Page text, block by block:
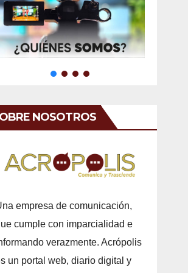
NOSOTROS
empresa de comunicación,
cumple con imparcialidad e
verazmente. Acrópolis
un portal web, diario digital y